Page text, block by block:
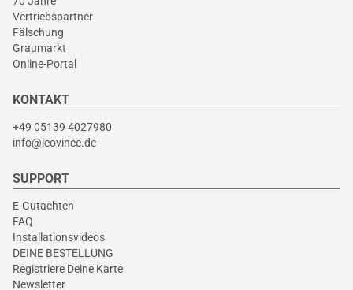
Vertriebspartner
Fälschung
Graumarkt
Online-Portal
KONTAKT
+49 05139 4027980
info@leovince.de
SUPPORT
E-Gutachten
FAQ
Installationsvideos
DEINE BESTELLUNG
Registriere Deine Karte
Newsletter